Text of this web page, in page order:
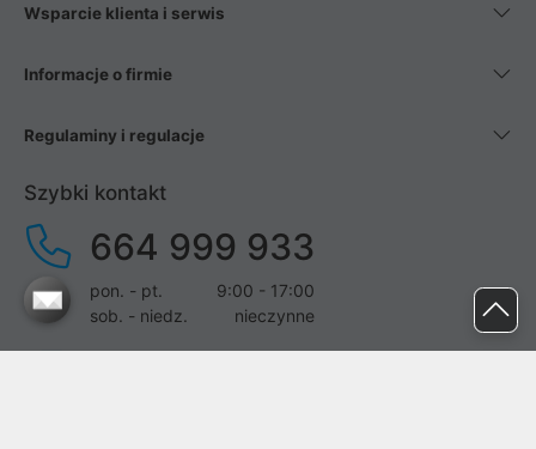
Wsparcie klienta i serwis
Informacje o firmie
Regulaminy i regulacje
Szybki kontakt
664 999 933
pon. - pt.
9:00 - 17:00
sob. - niedz.
nieczynne